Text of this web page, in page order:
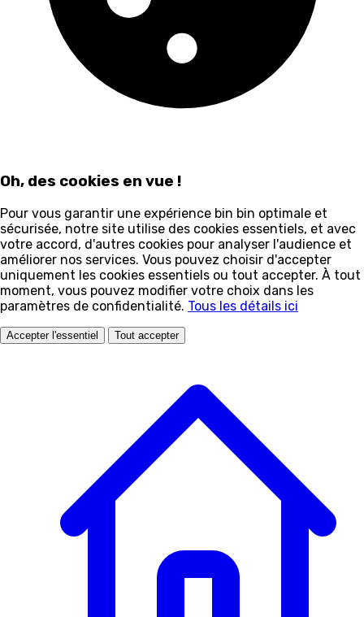
Oh, des cookies en vue !
Pour vous garantir une expérience bin bin optimale et
sécurisée, notre site utilise des cookies essentiels, et avec
votre accord, d'autres cookies pour analyser l'audience et
améliorer nos services. Vous pouvez choisir d'accepter
uniquement les cookies essentiels ou tout accepter. À tout
moment, vous pouvez modifier votre choix dans les
paramètres de confidentialité. Tous les détails ici
Accepter l'essentiel Tout accepter